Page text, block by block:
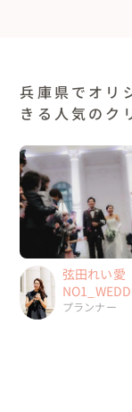
兵庫県でオリ
きる人気のク
弦田れい愛
プランナー